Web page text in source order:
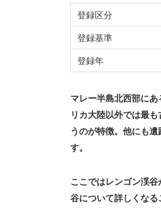
登録区分
登録基準
登録年
マレー半島北西部に
リカ大陸以外では最
うのが特徴。他にも
す。
ここではレンゴン渓
谷について詳しくなる